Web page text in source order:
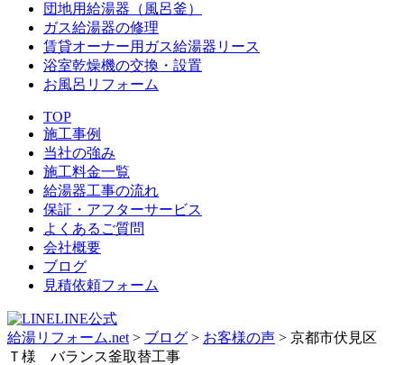
団地用給湯器（風呂釜）
ガス給湯器の修理
賃貸オーナー用ガス給湯器リース
浴室乾燥機の交換・設置
お風呂リフォーム
TOP
施工事例
当社の強み
施工料金一覧
給湯器工事の流れ
保証・アフターサービス
よくあるご質問
会社概要
ブログ
見積依頼フォーム
LINE公式
給湯リフォーム.net > ブログ > お客様の声 > 京都市伏見区
Ｔ様 バランス釜取替工事